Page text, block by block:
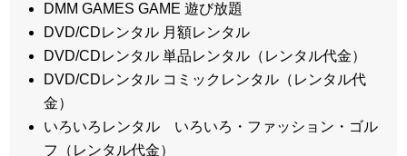
DMM GAMES GAME 遊び放題
DVD/CDレンタル 月額レンタル
DVD/CDレンタル 単品レンタル（レンタル代金）
DVD/CDレンタル コミックレンタル（レンタル代
金）
いろいろレンタル いろいろ・ファッション・ゴル
フ（レンタル代金）